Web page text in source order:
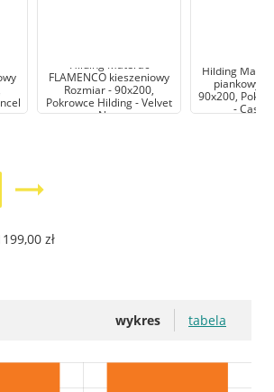
Hilding Materac
FLAMENCO kieszeniowy
Rozmiar - 90x200,
Pokrowce Hilding - Velvet
New
Hilding
piankowy
90x200,
-
trending_flat
zł
wykres tabela